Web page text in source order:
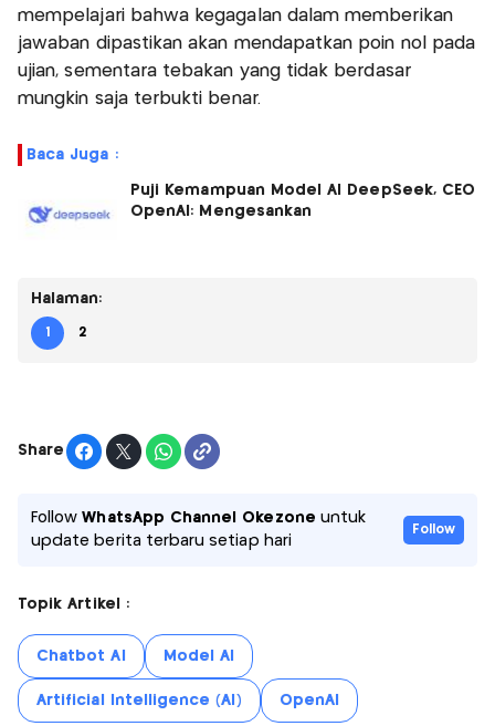
mempelajari bahwa kegagalan dalam memberikan
jawaban dipastikan akan mendapatkan poin nol pada
ujian, sementara tebakan yang tidak berdasar
mungkin saja terbukti benar.
Baca Juga :
Puji Kemampuan Model AI DeepSeek, CEO
OpenAI: Mengesankan
Halaman:
1 2
Share
FollowWhatsApp Channel Okezone untuk
update berita terbaru setiap hari
Follow
Topik Artikel :
Chatbot AI Model AI
Artificial Intelligence (AI) OpenAI